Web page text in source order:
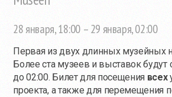
28 января, 18:00 – 29 января, 02:00
Первая из двух длинных музейных
Более ста музеев и выставок будут
до 02:00. Билет для посещения всех
проекта, а также для перемещения